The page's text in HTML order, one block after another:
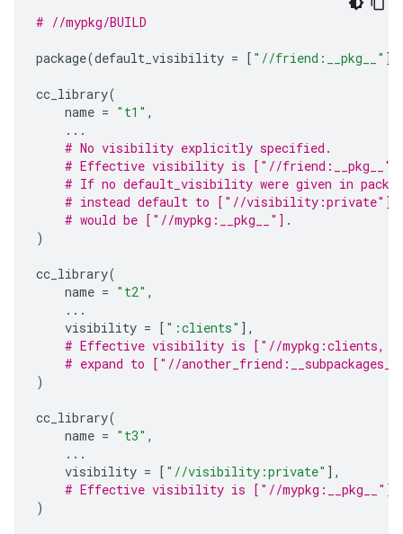
# //mypkg/BUILD
package(default_visibility = [ "//friend:__pkg__" ])
cc_library(
name = "t1" ,
...
# No visibility explicitly specified.
# Effective visibility is ["//friend:__pkg__",
# If no default_visibility were given in
# instead default to ["//visibility:private"],
# would be ["//mypkg:__pkg__"].
)
cc_library(
name = "t2" ,
...
visibility = [ ":clients" ],
# Effective visibility is ["//mypkg:clients, "//
# expand to ["//
)
cc_library(
name = "t3" ,
...
visibility = [ "//visibility:private" ],
# Effective visibility is ["//mypkg:__pkg__"]
)